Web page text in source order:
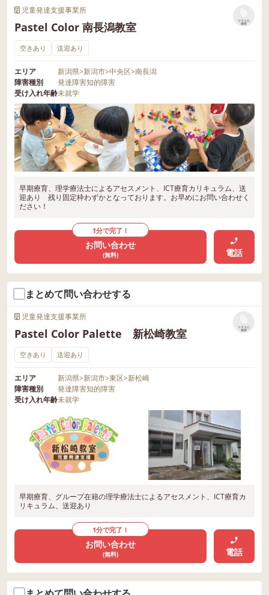
児童発達支援事業所
Pastel Color 南長潟教室
リストに
保存
空きあり 送迎あり
エリア 新潟県>新潟市>中央区>南長潟
障害種別
発達障害知的障害
受け入れ年齢未就学
早期療育、理学療法士によるアセスメント、ICT療育カリキュラム、送
迎あり 残り固定枠わずかとなっております。お早めにお問い合わせく
ださい！
1分で完了！
お問い合わせ
(無料) 電話
まとめて問い合わせする
児童発達支援事業所
Pastel Color Palette 新松崎教室
リストに
保存
空きあり 送迎あり
エリア 新潟県>新潟市>東区>新松崎
障害種別
発達障害知的障害
受け入れ年齢未就学
早期療育、グループ在籍の理学療法士によるアセスメント、ICT療育カ
リキュラム、送迎あり
1分で完了！
お問い合わせ
(無料) 電話